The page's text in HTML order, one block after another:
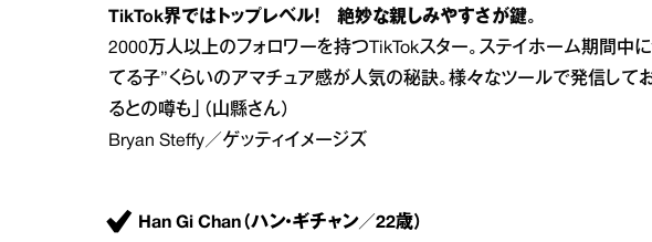
TikTok界ではトップレベル！ 絶妙な親しみやすさが鍵。
2000万人以上のフォロワーを持つTikTokスター。ステイホーム期間中
てる子”くらいのアマチュア感が人気の秘訣。様々なツールで発信して
るとの噂も」（山縣さん）
Bryan Steffy／ゲッティイメージズ
Han Gi Chan（ハン・ギチャン／22歳）